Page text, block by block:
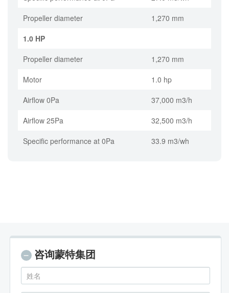
Propeller diameter
1,270 mm
1.0 HP
Propeller diameter
1,270 mm
Motor
1.0 hp
Airflow 0Pa
37,000 m3/h
Airflow 25Pa
32,500 m3/h
Specific performance at 0Pa
33.9 m3/wh
咨询蒙特集团